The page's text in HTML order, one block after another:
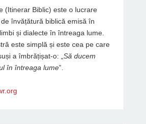
(Itinerar Biblic) este o lucrare
învățătură biblică emisă în
și dialecte în întreaga lume.
este simplă și este cea pe care
a îmbrățișat-o: „ Să ducem
în întreaga lume”.